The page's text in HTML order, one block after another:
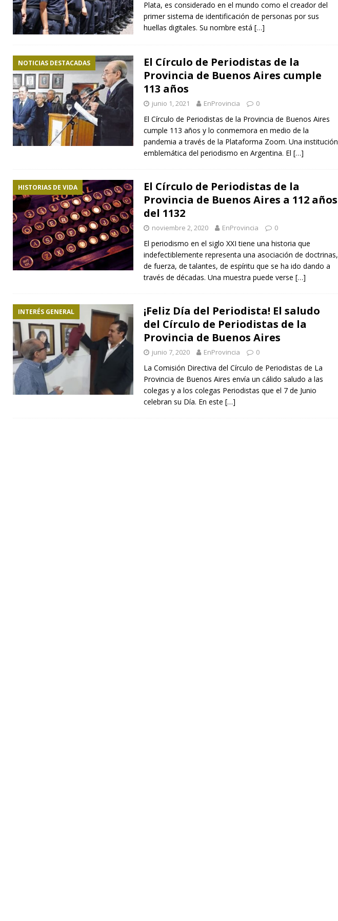
Plata, es considerado en el mundo como el creador del
primer sistema de identificación de personas por sus
huellas digitales. Su nombre está […]
NOTICIAS DESTACADAS
El Círculo de Periodistas de la
Provincia de Buenos Aires cumple
113 años
junio 1, 2021 EnProvincia 0
El Círculo de Periodistas de la Provincia de Buenos Aires
cumple 113 años y lo conmemora en medio de la
pandemia a través de la Plataforma Zoom. Una institución
emblemática del periodismo en Argentina. El […]
HISTORIAS DE VIDA
El Círculo de Periodistas de la
Provincia de Buenos Aires a 112 años
del 1132
noviembre 2, 2020 EnProvincia 0
El periodismo en el siglo XXI tiene una historia que
indefectiblemente representa una asociación de doctrinas,
de fuerza, de talantes, de espíritu que se ha ido dando a
través de décadas. Una muestra puede verse […]
INTERÉS GENERAL
¡Feliz Día del Periodista! El saludo
del Círculo de Periodistas de la
Provincia de Buenos Aires
junio 7, 2020 EnProvincia 0
La Comisión Directiva del Círculo de Periodistas de La
Provincia de Buenos Aires envía un cálido saludo a las
colegas y a los colegas Periodistas que el 7 de Junio
celebran su Día. En este […]